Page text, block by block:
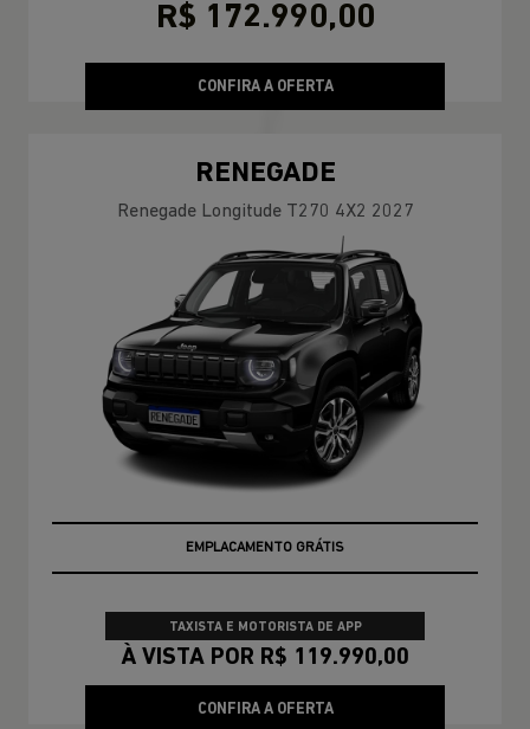
R$ 172.990,00
CONFIRA A OFERTA
RENEGADE
Renegade Longitude T270 4X2 2027
EMPLACAMENTO GRÁTIS
TAXISTA E MOTORISTA DE APP
À VISTA POR R$ 119.990,00
CONFIRA A OFERTA